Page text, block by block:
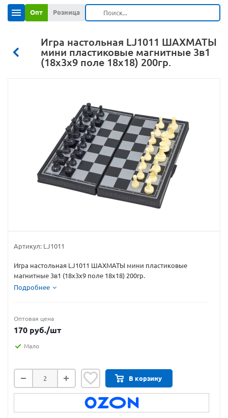
Опт Розница
Игра настольная LJ1011 ШАХМАТЫ
мини пластиковые магнитные 3в1
(18х3х9 поле 18х18) 200гр.
Артикул: LJ1011
Игра настольная LJ1011 ШАХМАТЫ мини пластиковые
магнитные 3в1 (18х3х9 поле 18х18) 200гр.
Подробнее
Оптовая цена
170 руб./шт
Мало
В корзину